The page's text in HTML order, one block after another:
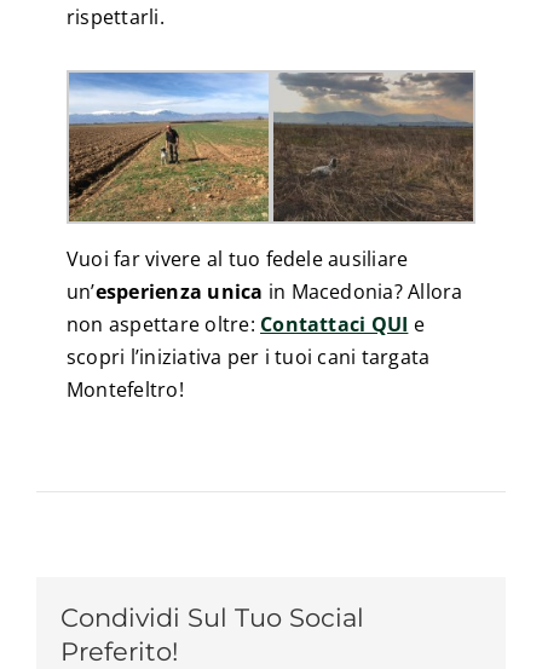
rispettarli.
Vuoi far vivere al tuo fedele ausiliare
un’esperienza unica in Macedonia? Allora
non aspettare oltre: Contattaci QUI e
scopri l’iniziativa per i tuoi cani targata
Montefeltro!
Condividi Sul Tuo Social
Preferito!